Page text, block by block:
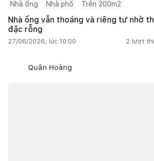
Nhà ống Nhà phố Trên 200m2
Nhà ống vẫn thoáng và riêng tư nhờ
đặc rỗng
27/06/2026, lúc 10:00 2 lượt
Quân Hoàng